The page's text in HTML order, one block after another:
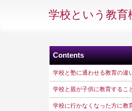
学校という教
Contents
学校と塾に通わせる教育の違
学校と親が子供に教育するこ
学校に行かなくなった方に教